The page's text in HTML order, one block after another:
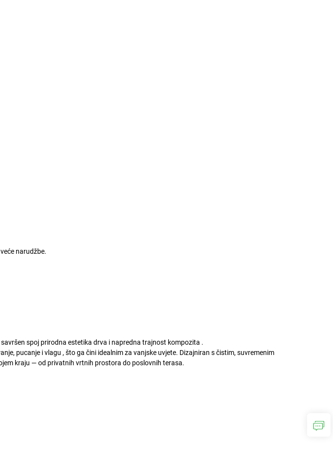
narudžbe.
spoj prirodna estetika drva i napredna trajnost kompozita .
pucanje i vlagu , što ga čini idealnim za vanjske uvjete. Dizajniran s čistim, suvremenim
kraju — od privatnih vrtnih prostora do poslovnih terasa.